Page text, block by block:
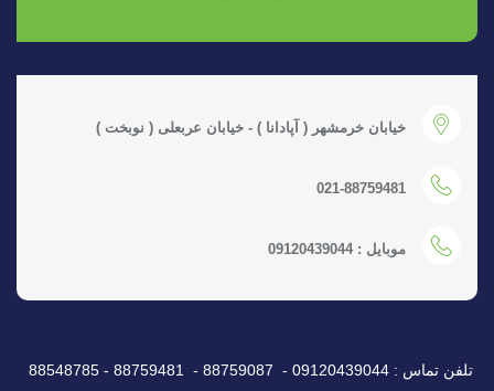
خیابان خرمشهر ( آپادانا ) - خیابان عربعلی ( نوبخت )
021-88759481
موبایل : 09120439044
تلفن تماس : 09120439044 - 88759087 - 88759481 - 88548785